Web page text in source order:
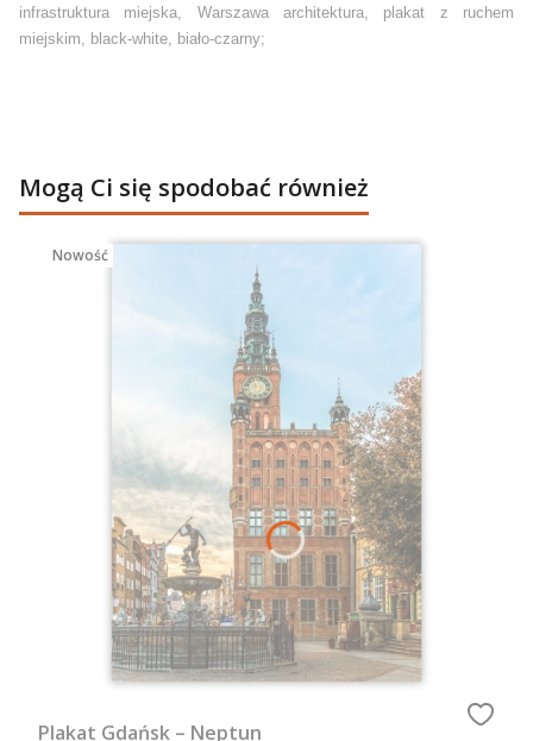
infrastruktura miejska, Warszawa architektura, plakat z ruchem
miejskim, black-white, biało-czarny;
Mogą Ci się spodobać również
Nowość
Plakat Gdańsk – Neptun